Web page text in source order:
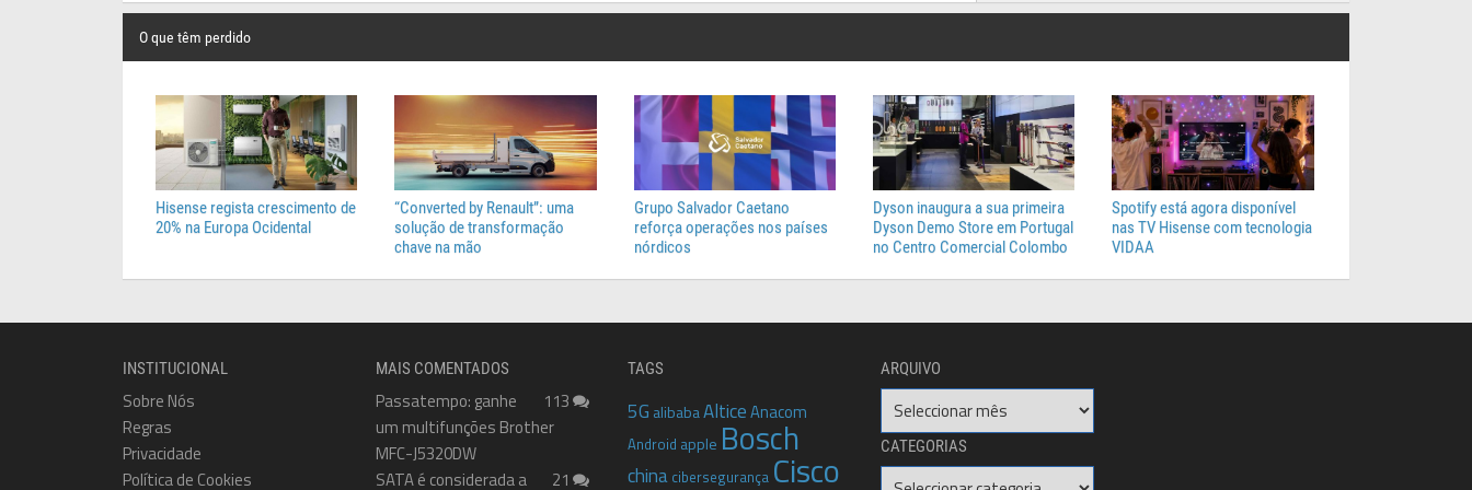
O que têm perdido
Hisense regista crescimento de
20% na Europa Ocidental
“Converted by Renault”: uma
solução de transformação
chave na mão
Grupo Salvador Caetano
reforça operações nos países
nórdicos
Dyson inaugura a sua primeira
Dyson Demo Store em Portugal
no Centro Comercial Colombo
Spotify está agora disponível
nas TV Hisense com tecnologia
VIDAA
INSTITUCIONAL
Sobre Nós
Regras
Privacidade
Política de Cookies
MAIS COMENTADOS
113
Passatempo: ganhe
um multifunções Brother
MFC-J5320DW
21
SATA é considerada a
TAGS
5G alibabaAlticeAnacom
Android apple Bosch
china cibersegurança Cisco
ARQUIVO
Arquivo
CATEGORIAS
Categorias